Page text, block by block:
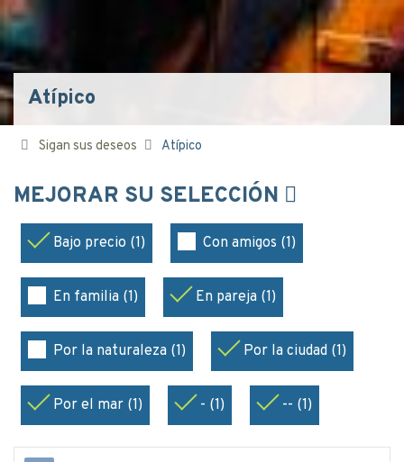
Atípico
Sigan sus deseos Atípico
MEJORAR SU SELECCIÓN
Bajo precio (1) Con amigos (1)
En familia (1) En pareja (1)
Por la naturaleza (1) Por la ciudad (1)
Por el mar (1) - (1) -- (1)